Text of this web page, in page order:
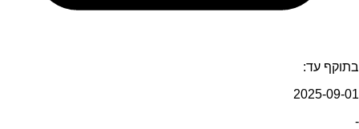
בתוקף עד:
2025-09-01
-